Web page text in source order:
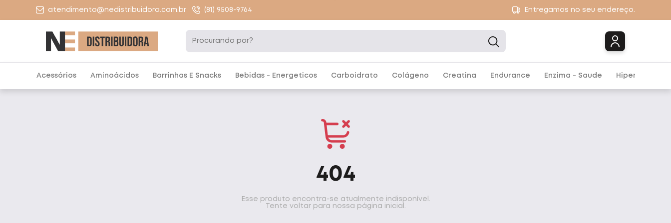
atendimento@nedistribuidora.com.br (81) 9508-9764 Entregamos no seu endereço.
Acessórios Aminoácidos Barrinhas E Snacks Bebidas - Energeticos Carboidrato Colágeno Creatina Endurance Enzima - Saude Hipercalórico
404
Esse produto encontra-se atualmente indisponível.
Tente voltar para nossa página inicial.